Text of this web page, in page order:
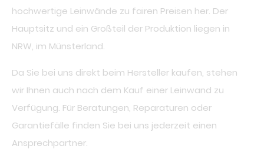
hochwertige Leinwände zu fairen Preisen her. Der
Hauptsitz und ein Großteil der Produktion liegen in
NRW, im Münsterland.
Da Sie bei uns direkt beim Hersteller kaufen, stehen
wir Ihnen auch nach dem Kauf einer Leinwand zu
Verfügung. Für Beratungen, Reparaturen oder
Garantiefälle finden Sie bei uns jederzeit einen
Ansprechpartner.